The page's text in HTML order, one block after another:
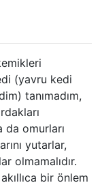
(yavru kedi
tanımadım,
da omurları
yutarlar,
olmamalıdır.
bir önlem